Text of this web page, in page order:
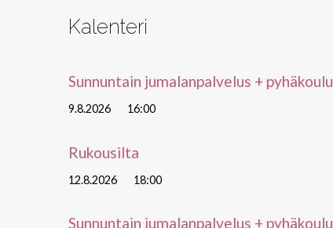
Kalenteri
Sunnuntain jumalanpalvelus + pyhäkoulu
9.8.2026 16:00
Rukousilta
12.8.2026 18:00
Sunnuntain jumalanpalvelus + pyhäkoulu